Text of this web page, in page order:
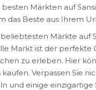
Märkten auf
das Beste aus Ihrem
Märkte auf
Markt ist der perfekte
zu erleben. Hier
kaufen. Verpassen Sie
und einige einzigartige